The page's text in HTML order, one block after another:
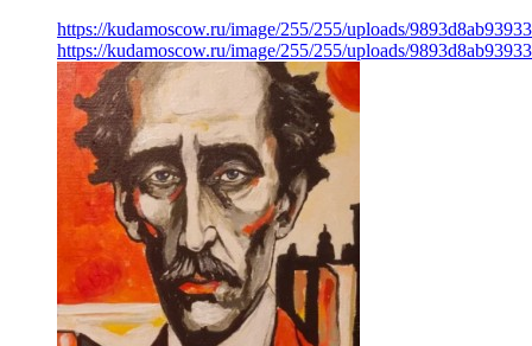
https://kudamoscow.ru/image/255/255/uploads/
https://kudamoscow.ru/image/255/255/uploads/